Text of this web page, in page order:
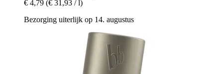
€ 4,79 (€ 31,93 / l)
Bezorging uiterlijk op 14. augustus